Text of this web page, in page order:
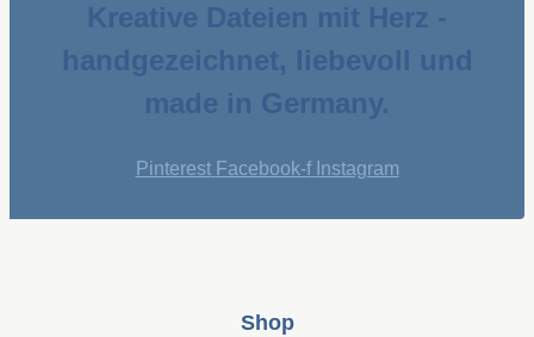
Kreative Dateien mit Herz -
handgezeichnet, liebevoll und
made in Germany.
Pinterest Facebook-f Instagram
Shop